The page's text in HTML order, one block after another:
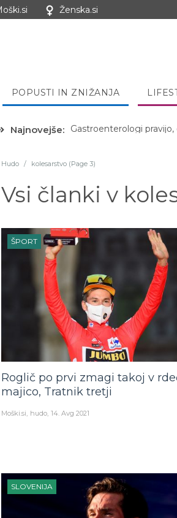
Ženska.si
POPUSTI IN ZNIŽANJA
Najnovejše: Hibernacijska dieta:
Hudo / kolesarstvo (Page 3)
Vsi članki v
ŠPORT
Roglič po prvi zmagi takoj v
majico, Tratnik tretji
Moški.si hudo 14. Avg 2021
SLOVENIJA